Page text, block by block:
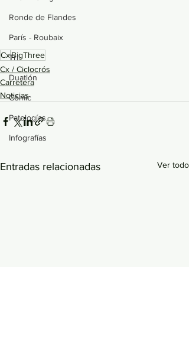
Ronde de Flandes
París - Roubaix
Tri
Duatlón
Cómic
Patologías
Infografías
CxBigThree
Cx / Ciclocrós
Carretera
Noticias
Entradas relacionadas Ver todo